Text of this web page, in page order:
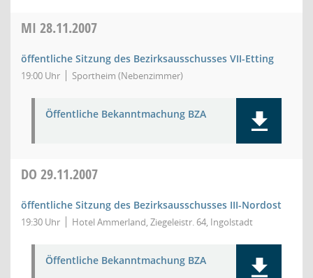
MI 28.11.2007
öffentliche Sitzung des Bezirksausschusses VII-Etting
19:00 Uhr Sportheim (Nebenzimmer)
Öffentliche Bekanntmachung BZA
DO 29.11.2007
öffentliche Sitzung des Bezirksausschusses III-Nordost
19:30 Uhr Hotel Ammerland, Ziegeleistr. 64, Ingolstadt
Öffentliche Bekanntmachung BZA